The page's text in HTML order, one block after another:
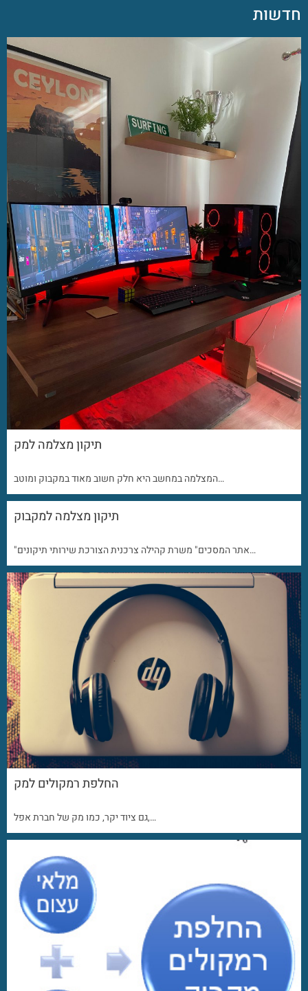
חדשות
תיקון מצלמה למק
המצלמה במחשב היא חלק חשוב מאוד במקבוק ומוטב…
תיקון מצלמה למקבוק
"אתר המסכים" משרת קהילה צרכנית הצורכת שירותי תיקונים…
החלפת רמקולים למק
גם ציוד יקר, כמו מק של חברת אפל,…